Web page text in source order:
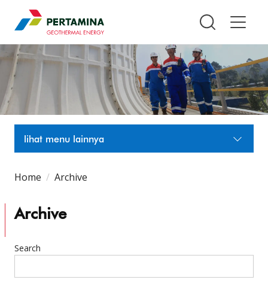
Pertamina Geothermal Energy
lihat menu lainnya
Home Archive
Archive
Search